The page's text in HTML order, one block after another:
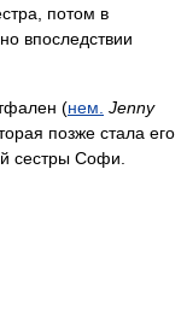
потом в
впоследствии
(нем. Jenny
позже стала его
сестры Софи.